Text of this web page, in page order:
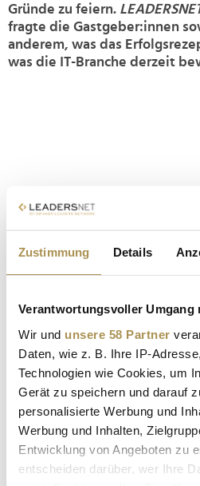
Zustimmung Details
Verantwortungsvoller Umgang
Wir und unsere 58 Partner
Daten, wie z. B. Ihre IP-
Technologien wie Cookies, um
Gerät zu speichern und darauf
personalisierte Werbung und
Werbung und Inhalten,
Entwicklung von Angeboten zu
entscheiden darüber, wer Ihre
Gründe zu feiern.
fragte die Gastgeber:innen
anderem, was das
was die IT-Branche derzeit
Sollten Sie das Video nicht abspielen
EVENTS | 02.07.2026
ARROW ECS AUSTRIA